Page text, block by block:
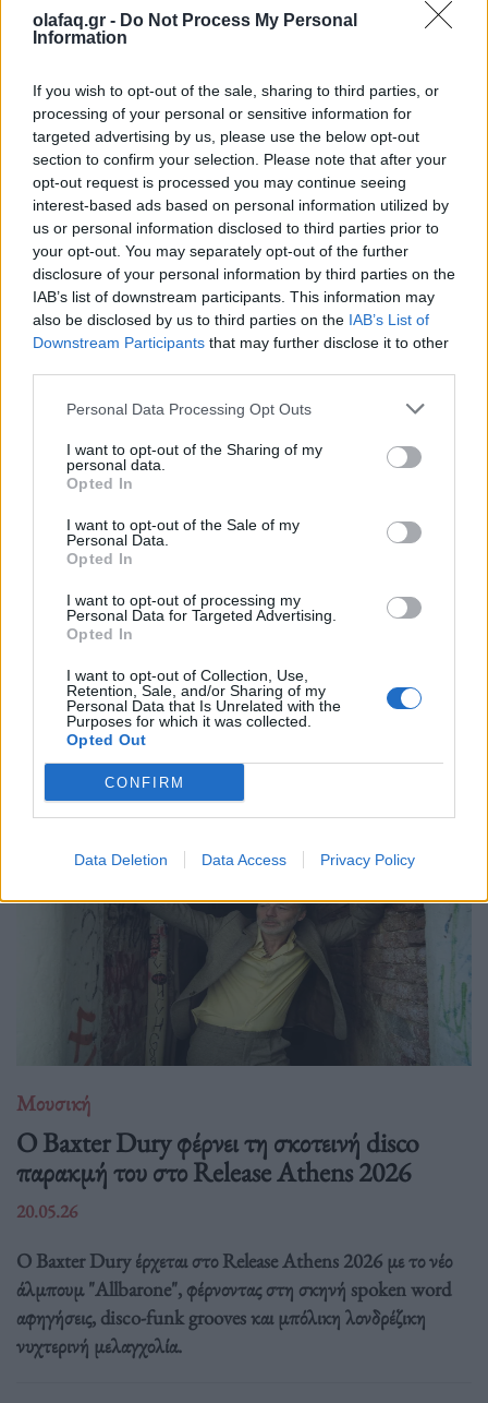
olafaq.gr - Do Not Process My Personal
Information
If you wish to opt-out of the sale, sharing to third parties, or
processing of your personal or sensitive information for
targeted advertising by us, please use the below opt-out
section to confirm your selection. Please note that after your
opt-out request is processed you may continue seeing
interest-based ads based on personal information utilized by
us or personal information disclosed to third parties prior to
your opt-out. You may separately opt-out of the further
disclosure of your personal information by third parties on the
IAB’s list of downstream participants. This information may
also be disclosed by us to third parties on the IAB’s List of
Downstream Participants that may further disclose it to other
Personal Data Processing Opt Outs
I want to opt-out of the Sharing of my
personal data.
Opted In
I want to opt-out of the Sale of my
Personal Data.
Opted In
I want to opt-out of processing my
Personal Data for Targeted Advertising.
Opted In
I want to opt-out of Collection, Use,
Retention, Sale, and/or Sharing of my
Personal Data that Is Unrelated with the
Purposes for which it was collected.
Opted Out
CONFIRM
Data Deletion Data Access Privacy Policy
26.05.26
Καθώς η μουσική αγορά του 2026 επιταχύνει με εκρηκτικές
κυκλοφορίες και AI uploads, όλο και περισσότερες εταιρείες
αντιμετωπίζουν υπερφόρτωση δεδομένων, αλλά, σύμφωνα με
τον Matt Jacoby, λύσεις υπάρχο
Η Anna von Hausswolff στο Release
Athens 2026 για μια λειτουργία σκοταδιού
και ομορφιάς
21.05.26
Με αφορμή την εμφάνισή της στο Release Athens 2026,
εξερευνούμε τον σκοτεινό και καθηλωτικό κόσμο της Anna
von Hausswolff, από το "Dead Magic" μέχρι το τελευταίο
της gothic art-pop σύμπαν.
Μουσική
Ο Baxter Dury φέρνει τη σκοτεινή disco
παρακμή του στο Release Athens 2026
20.05.26
Ο Baxter Dury έρχεται στο Release Athens 2026 με το νέο
άλμπουμ "Allbarone", φέρνοντας στη σκηνή spoken word
αφηγήσεις, disco-funk grooves και μπόλικη λονδρέζικη
νυχτερινή μελαγχολία.